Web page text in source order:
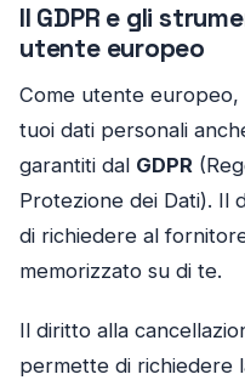
Il GDPR e gli
utente europeo
Come utente europeo,
tuoi dati personali
garantiti dal GDPR
Protezione dei Dati). Il
di richiedere al
memorizzato su di te.
Il diritto alla
permette di richiedere